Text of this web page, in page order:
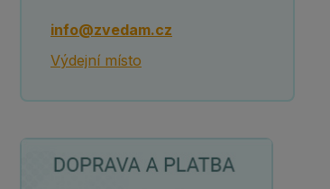
info@zvedam.cz
Výdejní místo